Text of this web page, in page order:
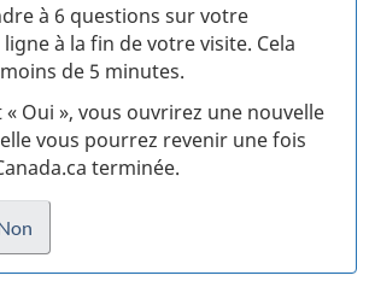
à 6 questions sur votre
à la fin de votre visite. Cela
de 5 minutes.
« Oui », vous ouvrirez une nouvelle
vous pourrez revenir une fois
terminée.
je
.